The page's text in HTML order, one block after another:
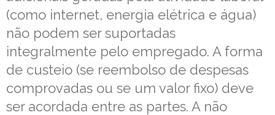
(como internet, energia elétrica e água)
não podem ser suportadas
integralmente pelo empregado. A forma
de custeio (se reembolso de despesas
comprovadas ou se um valor fixo) deve
ser acordada entre as partes. A não